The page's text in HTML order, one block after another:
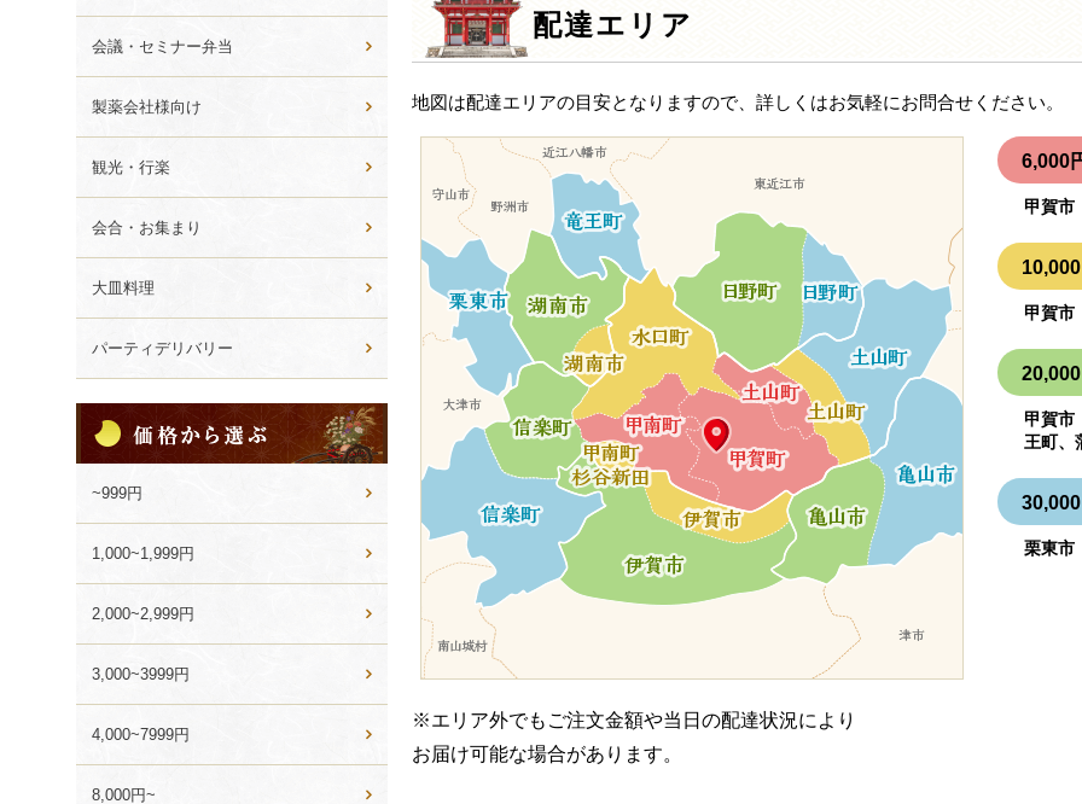
ビ
ゲ
ー
シ
ン
配達エリア
地図は配達エリアの目安となりますので、詳しくはお気軽にお問合せください。
※エリア外でもご注文金額や当日の配達状況により
お届け可能な場合があります。
6,000
甲賀市
甲賀市
甲賀市
王町、
栗東市
会議・セミナー弁当
製薬会社様向け
観光・行楽
会合・お集まり
大皿料理
パーティデリバリー
格
か
ら
選
ぶ
~999円
1,000~1,999円
2,000~2,999円
3,000~3999円
4,000~7999円
8,000円~